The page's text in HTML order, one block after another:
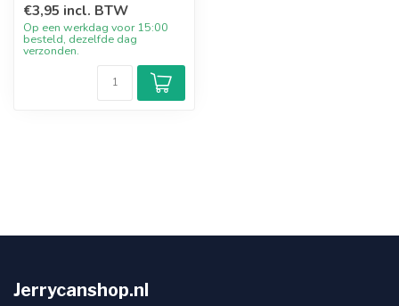
€3,95 incl. BTW
Op een werkdag voor 15:00
besteld, dezelfde dag
verzonden.
Jerrycanshop.nl